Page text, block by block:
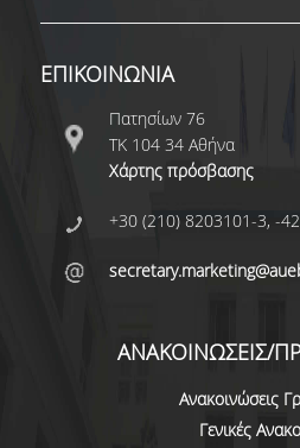
ΕΡΕΥΝΗΤΙΚΑ ΣΕΜΙΝΑΡΙΑ
ΕΡΕΥΝΗΤΙΚΑ ΕΡΓΑ
ΚΑΡΙΕΡΑ
ΕΠΑΓΓΕΛΜΑΤΙΚΕΣ
ΔΙΑΔΡΟΜΕΣ
ΣΥΜΒΟΥΛΕΣ ΚΑΡΙΕΡΑΣ
ΣΥΝΔΕΣΗ ΜΕ ΤΗΝ
ΕΠΙΚΟΙΝΩΝΙΑ
Πατησίων 76
ΤΚ 104 34 Αθήνα
Χάρτης πρόσβασης
+30 (210) 8203101-3, -
ΑΝΑΚΟΙΝΩΣΕΙΣ/
Ανακοινώσεις
Γενικές